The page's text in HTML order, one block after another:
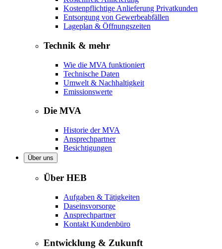
Kostenpflichtige Anlieferung Privatkunden
Entsorgung von Gewerbeabfällen
Lageplan & Öffnungszeiten
Technik & mehr
Wie die MVA funktioniert
Technische Daten
Umwelt & Nachhaltigkeit
Emissionswerte
Die MVA
Historie der MVA
Ansprechpartner
Besichtigungen
Über uns
Über HEB
Aufgaben & Tätigkeiten
Daseinsvorsorge
Ansprechpartner
Kontakt Kundenbüro
Entwicklung & Zukunft